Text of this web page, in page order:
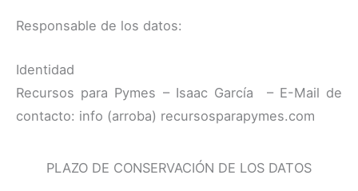
Responsable de los datos:
Identidad
Recursos para Pymes – Isaac García – E-Mail de
contacto: info (arroba) recursosparapymes.com
PLAZO DE CONSERVACIÓN DE LOS DATOS